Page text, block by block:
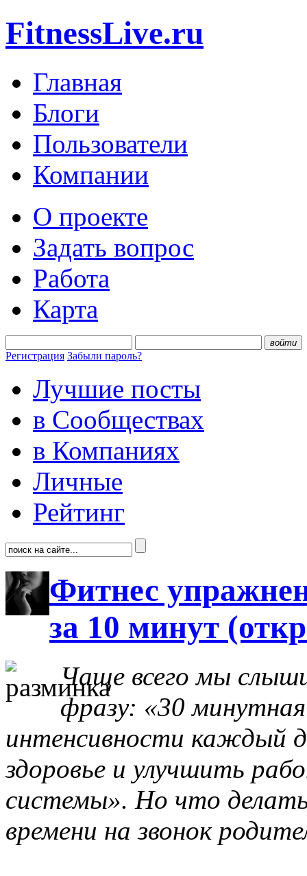
FitnessLive.ru
Главная
Блоги
Пользователи
Компании
О проекте
Задать вопрос
Работа
Карта
войти
Регистрация Забыли пароль?
Лучшие посты
в Сообществах
в Компаниях
Личные
Рейтинг
Фитнес
за 10 минут
Чаще всего мы
фразу: «30
интенсивности каждый
здоровье и улучшить
системы». Но что
времени на звонок